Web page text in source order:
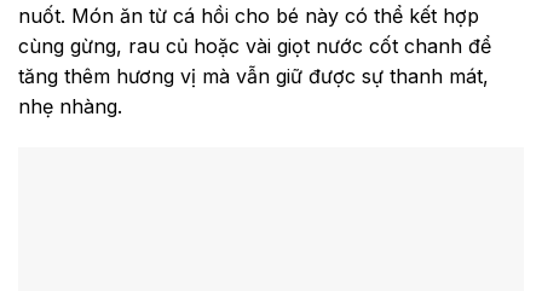
nuốt. Món ăn từ cá hồi cho bé này có thể kết hợp
cùng gừng, rau củ hoặc vài giọt nước cốt chanh để
tăng thêm hương vị mà vẫn giữ được sự thanh mát,
nhẹ nhàng.